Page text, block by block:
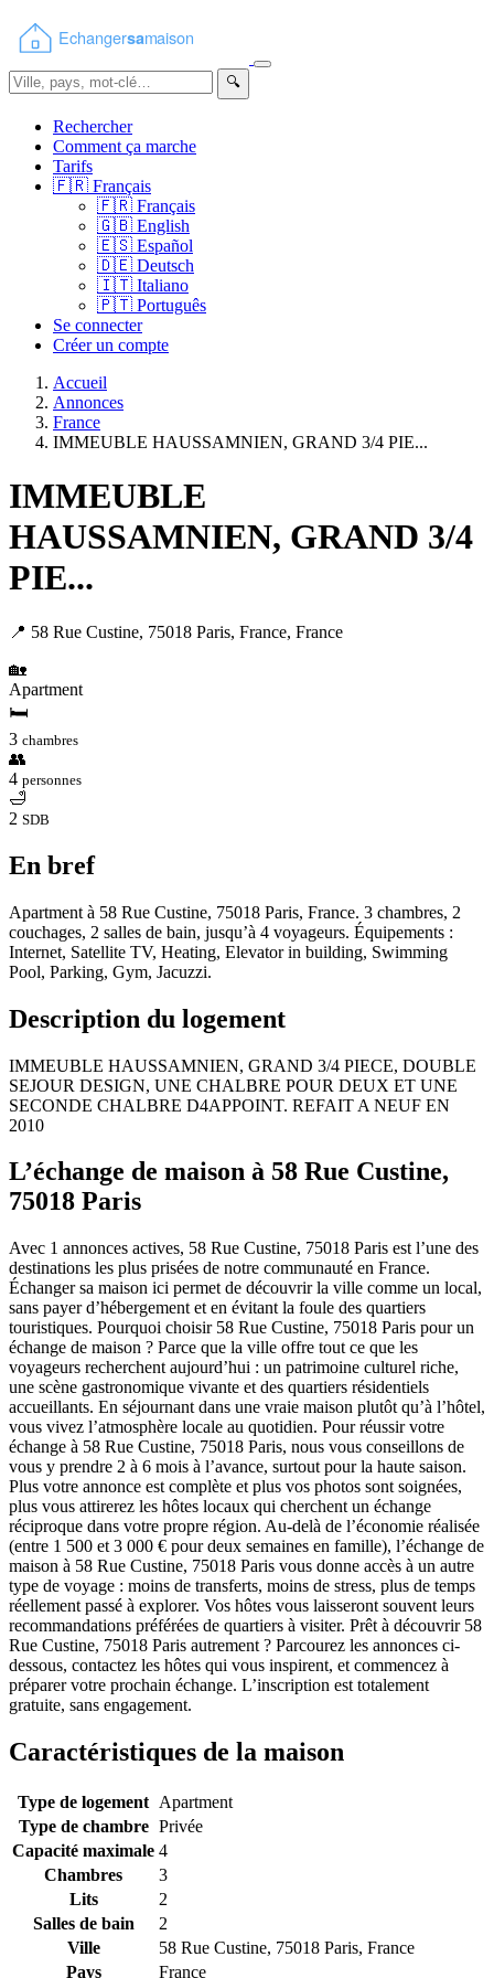
🔍
Rechercher
Comment ça marche
Tarifs
🇫🇷 Français
🇫🇷 Français
🇬🇧 English
🇪🇸 Español
🇩🇪 Deutsch
🇮🇹 Italiano
🇵🇹 Português
Se connecter
Créer un compte
Accueil
Annonces
France
IMMEUBLE HAUSSAMNIEN, GRAND 3/4 PIE...
IMMEUBLE
HAUSSAMNIEN, GRAND 3/4
PIE...
📍 58 Rue Custine, 75018 Paris, France, France
🏡
Apartment
🛏
3 chambres
👥
4 personnes
🛁
2 SDB
En bref
Apartment à 58 Rue Custine, 75018 Paris, France. 3 chambres, 2
couchages, 2 salles de bain, jusqu’à 4 voyageurs. Équipements :
Internet, Satellite TV, Heating, Elevator in building, Swimming
Pool, Parking, Gym, Jacuzzi.
Description du logement
IMMEUBLE HAUSSAMNIEN, GRAND 3/4 PIECE, DOUBLE
SEJOUR DESIGN, UNE CHALBRE POUR DEUX ET UNE
SECONDE CHALBRE D4APPOINT. REFAIT A NEUF EN
2010
L’échange de maison à 58 Rue Custine,
75018 Paris
Avec 1 annonces actives, 58 Rue Custine, 75018 Paris est l’une des
destinations les plus prisées de notre communauté en France.
Échanger sa maison ici permet de découvrir la ville comme un local,
sans payer d’hébergement et en évitant la foule des quartiers
touristiques. Pourquoi choisir 58 Rue Custine, 75018 Paris pour un
échange de maison ? Parce que la ville offre tout ce que les
voyageurs recherchent aujourd’hui : un patrimoine culturel riche,
une scène gastronomique vivante et des quartiers résidentiels
accueillants. En séjournant dans une vraie maison plutôt qu’à l’hôtel,
vous vivez l’atmosphère locale au quotidien. Pour réussir votre
échange à 58 Rue Custine, 75018 Paris, nous vous conseillons de
vous y prendre 2 à 6 mois à l’avance, surtout pour la haute saison.
Plus votre annonce est complète et plus vos photos sont soignées,
plus vous attirerez les hôtes locaux qui cherchent un échange
réciproque dans votre propre région. Au-delà de l’économie réalisée
(entre 1 500 et 3 000 € pour deux semaines en famille), l’échange de
maison à 58 Rue Custine, 75018 Paris vous donne accès à un autre
type de voyage : moins de transferts, moins de stress, plus de temps
réellement passé à explorer. Vos hôtes vous laisseront souvent leurs
recommandations préférées de quartiers à visiter. Prêt à découvrir 58
Rue Custine, 75018 Paris autrement ? Parcourez les annonces ci-
dessous, contactez les hôtes qui vous inspirent, et commencez à
préparer votre prochain échange. L’inscription est totalement
gratuite, sans engagement.
Caractéristiques de la maison
Type de logement Apartment
Type de chambre Privée
Capacité maximale 4
Chambres
3
Lits
2
Salles de bain
2
Ville
58 Rue Custine, 75018 Paris, France
Pays
France